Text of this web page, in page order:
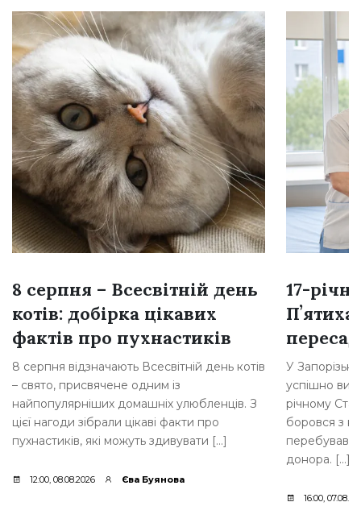
8 серпня – Всесвітній день
котів: добірка цікавих
фактів про пухнастиків
8 серпня відзначають Всесвітній день котів
– свято, присвячене одним із
найпопулярніших домашніх улюбленців. З
цієї нагоди зібрали цікаві факти про
пухнастиків, які можуть здивувати […]
12:00, 08.08.2026 Єва Буянова
17-
У
успішно
річному
боровся з
перебував у
донора. […]
16:00,